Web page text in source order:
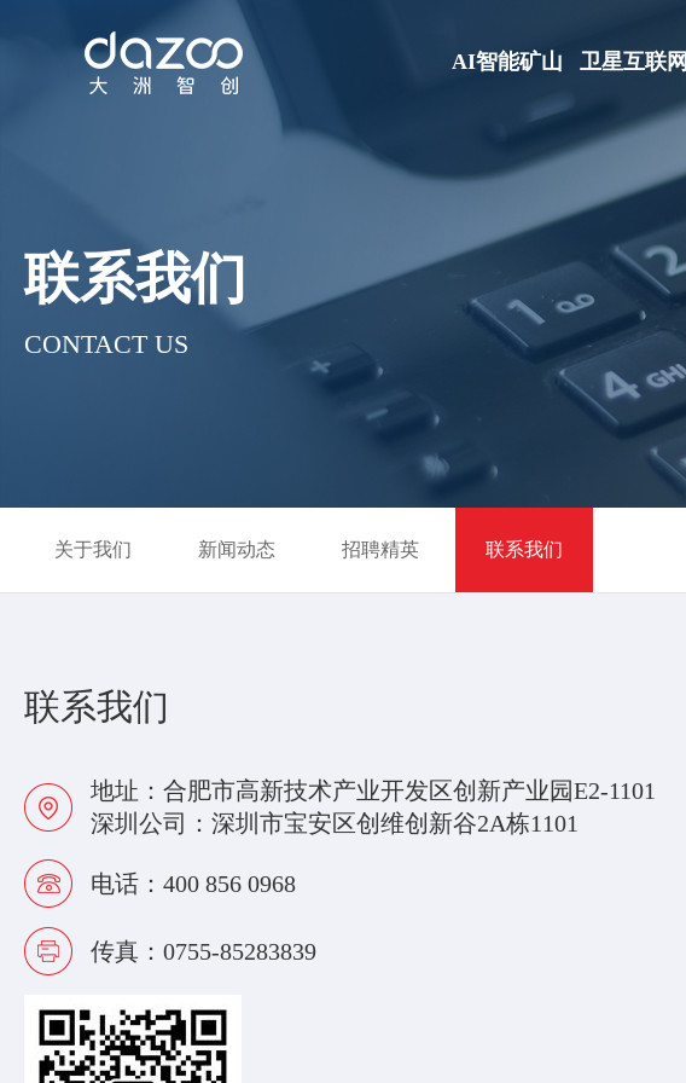
AI智能矿山 卫星互联网
联系我们
CONTACT US
关于我们 新闻动态 招聘精英 联系我们
联系我们
地址：合肥市高新技术产业开发区创新产业园E2-1101
深圳公司：深圳市宝安区创维创新谷2A栋1101
电话：400 856 0968
传真：0755-85283839